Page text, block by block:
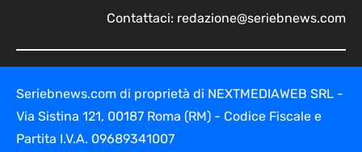
Contattaci: redazione@seriebnews.com
Seriebnews.com di proprietà di NEXTMEDIAWEB SRL -
Via Sistina 121, 00187 Roma (RM) - Codice Fiscale e
Partita I.V.A. 09689341007